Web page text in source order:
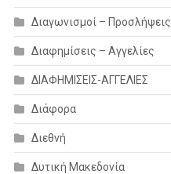
Διαγωνισμοί – Προσλήψεις
Διαφημίσεις – Αγγελίες
ΔΙΑΦΗΜΙΣΕΙΣ-ΑΓΓΕΛΙΕΣ
Διάφορα
Διεθνή
Δυτική Μακεδονία